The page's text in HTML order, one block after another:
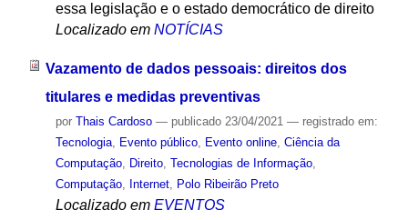
essa legislação e o estado democrático de direito
Localizado em NOTÍCIAS
Vazamento de dados pessoais: direitos dos
titulares e medidas preventivas
por Thais Cardoso — publicado23/04/2021 — registrado em:
Tecnologia, Evento público, Evento online, Ciência da
Computação, Direito, Tecnologias de Informação,
Computação, Internet, Polo Ribeirão Preto
Localizado em EVENTOS